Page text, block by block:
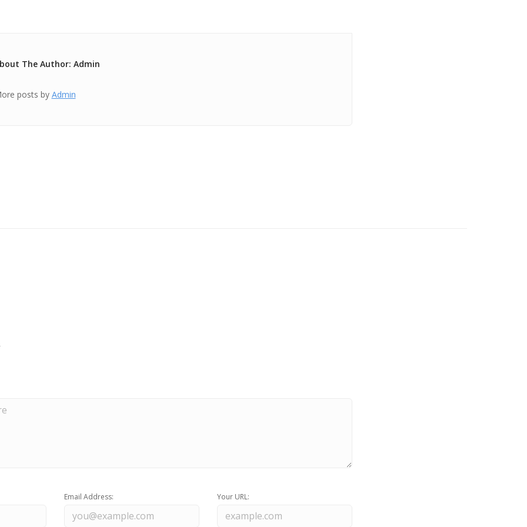
The Author: Admin
posts by Admin
Email Address: Your URL: